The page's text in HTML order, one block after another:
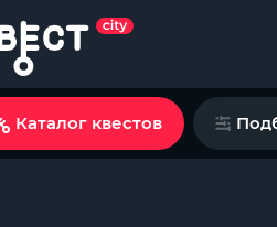
Каталог квестов